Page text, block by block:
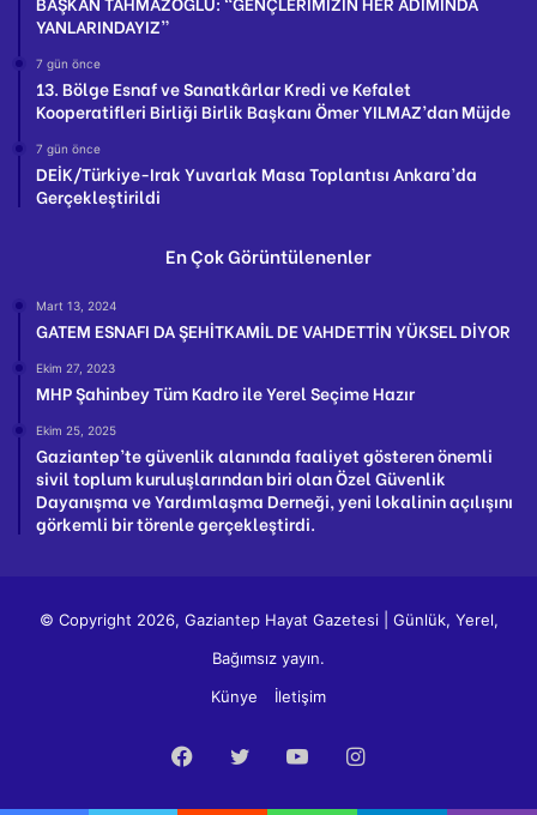
YANLARINDAYIZ”
7 gün önce
13. Bölge Esnaf ve Sanatkârlar Kredi ve Kefalet
Kooperatifleri Birliği Birlik Başkanı Ömer YILMAZ’dan Müjde
7 gün önce
DEİK/Türkiye-Irak Yuvarlak Masa Toplantısı Ankara’da
Gerçekleştirildi
En Çok Görüntülenenler
Mart 13, 2024
GATEM ESNAFI DA ŞEHİTKAMİL DE VAHDETTİN YÜKSEL DİYOR
Ekim 27, 2023
MHP Şahinbey Tüm Kadro ile Yerel Seçime Hazır
Ekim 25, 2025
Gaziantep’te güvenlik alanında faaliyet gösteren önemli
sivil toplum kuruluşlarından biri olan Özel Güvenlik
Dayanışma ve Yardımlaşma Derneği, yeni lokalinin açılışını
görkemli bir törenle gerçekleştirdi.
© Copyright 2026, Gaziantep Hayat Gazetesi | Günlük, Yerel,
Bağımsız yayın.
Künye
İletişim
Facebook
TwitterYouTubeInstagram